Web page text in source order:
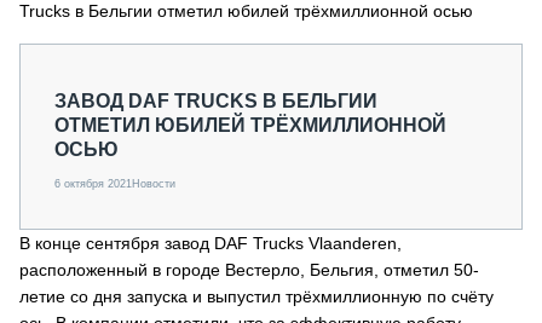
СПЕЦПРОЕКТЫ
О ПРОЕКТЕ
Trucks в Бельгии отметил юбилей трёхмиллионной осью
ЗАВОД DAF TRUCKS В БЕЛЬГИИ
ОТМЕТИЛ ЮБИЛЕЙ ТРЁХМИЛЛИОННОЙ
ОСЬЮ
6 октября 2021Новости
В конце сентября завод DAF Trucks Vlaanderen,
расположенный в городе Вестерло, Бельгия, отметил 50-
летие со дня запуска и выпустил трёхмиллионную по счёту